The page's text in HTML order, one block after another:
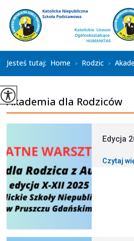
Jesteś tutaj: Home > Rodzic >
Akademia dla Rodziców
Edycja
Czytaj